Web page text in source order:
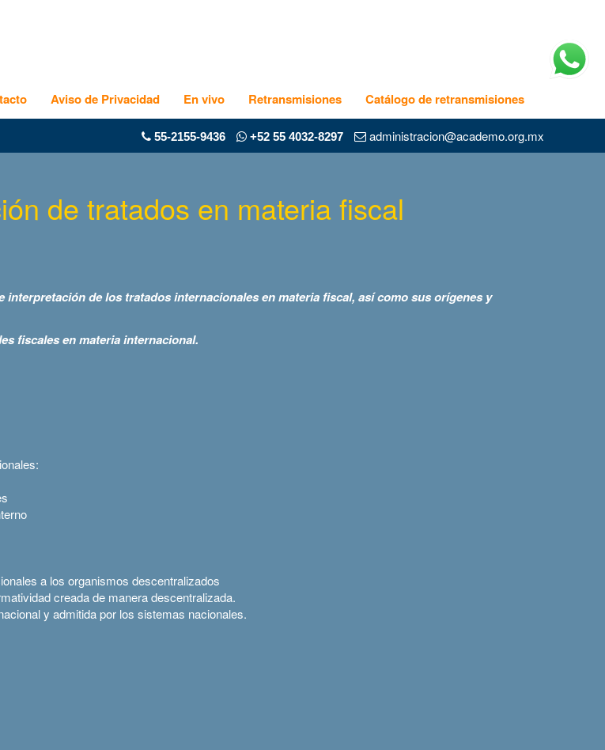
Aviso de Privacidad En vivo Retransmisiones Catálogo de retransmisiones
55-2155-9436 +52 55 4032-8297 administracion@academo.org.mx
de tratados en materia fiscal
de los tratados internacionales en materia fiscal, así como sus orígenes y
fiscales en materia internacional.
a los organismos descentralizados
creada de manera descentralizada.
y admitida por los sistemas nacionales.